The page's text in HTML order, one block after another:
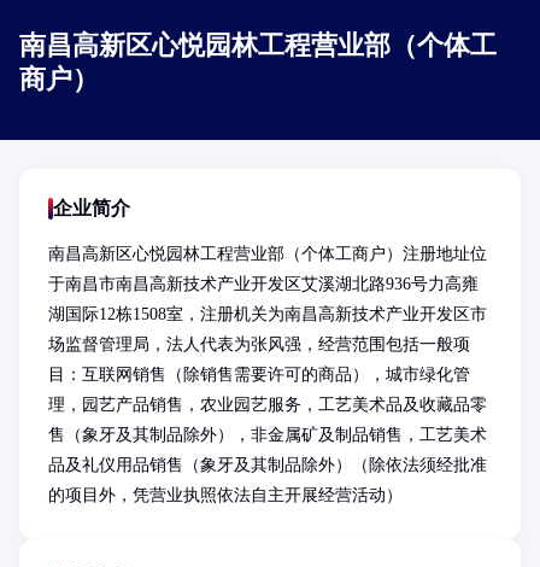
南昌高新区心悦园林工程营业部（个体工
商户）
企业简介
南昌高新区心悦园林工程营业部（个体工商户）注册地址位
于南昌市南昌高新技术产业开发区艾溪湖北路936号力高雍
湖国际12栋1508室，注册机关为南昌高新技术产业开发区市
场监督管理局，法人代表为张风强，经营范围包括一般项
目：互联网销售（除销售需要许可的商品），城市绿化管
理，园艺产品销售，农业园艺服务，工艺美术品及收藏品零
售（象牙及其制品除外），非金属矿及制品销售，工艺美术
品及礼仪用品销售（象牙及其制品除外）（除依法须经批准
的项目外，凭营业执照依法自主开展经营活动）